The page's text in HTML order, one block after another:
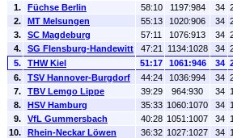
1.
Füchse Berlin 58:10 1197:984 34
2.
MT Melsungen 55:13 1020:906 34
3.
SC Magdeburg 57:11 1076:913 34
4.
SG Flensburg-Handewitt 47:21 1134:1028 34
5.
THW Kiel 51:17 1061:946 34
6.
TSV Hannover-Burgdorf 44:24 1036:994 34
7.
TBV Lemgo Lippe 39:29 964:930 34
8.
HSV Hamburg 35:33 1060:1070 34
9.
VfL Gummersbach 40:28 1051:1007 34
10.
Rhein-Neckar Löwen 36:32 1027:1027 34